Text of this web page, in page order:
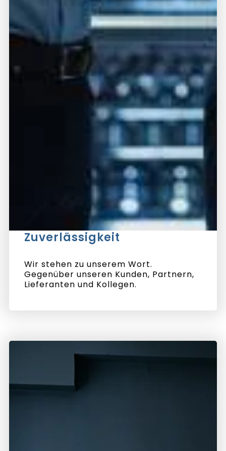
Zuverlässigkeit
Wir stehen zu unserem Wort.
Gegenüber unseren Kunden, Partnern,
Lieferanten und Kollegen.